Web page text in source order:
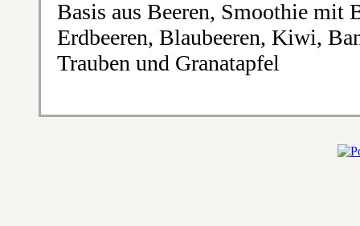
Basis aus Beeren, Smoothie mit
Erdbeeren, Blaubeeren, Kiwi,
Trauben und Granatapfel